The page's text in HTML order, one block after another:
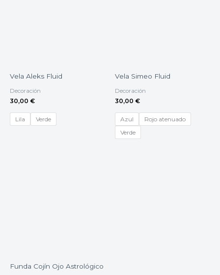
Vela Aleks Fluid
Decoración
30,00 €
Lila Verde
Vela Simeo Fluid
Decoración
30,00 €
Azul
Rojo atenuado
Verde
Funda Cojín Ojo Astrológico